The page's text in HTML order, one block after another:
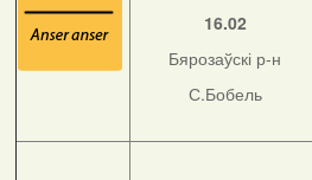
16.02
Бярозаўскі р-н
С.Бобель